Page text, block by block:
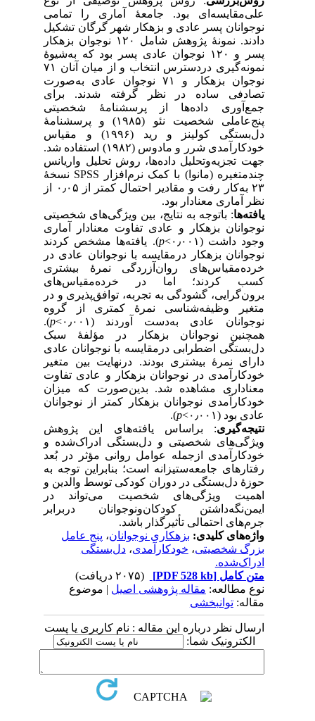
علی‌مقایسه‌ای بود. جامعهٔ آماری را تمامی
نوجوانان پسر عادی و بزهکار شهر گرگان تشکیل
دادند. نمونهٔ پژوهش شامل ۱۲۰ نوجوان بزهکار
پسر و ۱۲۰ نوجوان عادی پسر بود که به‌شیوهٔ
نمونه‌گیری دردسترس انتخاب و از میان آنان ۷۱
نوجوان بزهکار و ۷۱ نوجوان عادی به‌صورت
تصادفی ساده در نظر گرفته شدند. برای
جمع‌آوری داده‌ها از پرسشنامهٔ شخصیتی
پنج‌عاملی شخصیت نئو (۱۹۸۵) و پرسشنامهٔ
دل‌بستگی کولینز و رید (۱۹۹۶) و مقیاس
خودکارآمدی شرر و مادوس (۱۹۸۲) استفاده شد.
جهت تجزیه‌و‌تحلیل داده‌ها، روش تحلیل واریانس
چندمتغیره (مانوا) با کمک نرم‌افزار SPSS نسخهٔ
۲۳ به‌کار رفت و مقادیر احتمال کمتر از ۰٫۰۵ از
نظر آماری معنادار بود.
یافته‌ها: باتوجه به نتایج، بین ویژگی‌های شخصیتی
نوجوانان بزهکار و عادی تفاوت معنادار آماری
وجود داشت (۰٫۰۰۱>
p). یافته‌ها مشخص کردند
نوجوانان بزهکار درمقایسه با نوجوانان عادی در
خرده‌مقیاس‌های روان‌آزردگی نمرهٔ بیشتری
کسب کردند؛ اما در خرده‌مقیاس‌های
برون‌گرایی، گشودگی به تجربه، توافق‌پذیری و در
متغیر وظیفه‌شناسی نمرهٔ کمتری از گروه
نوجوانان عادی به‌دست آوردند (۰٫۰۰۱>
p
).
همچنین نوجوانان بزهکار در مؤلفهٔ سبک
دل‌بستگی اضطرابی درمقایسه با نوجوانان عادی
دارای نمرهٔ بیشتری بودند. درنهایت بین متغیر
خودکارآمدی در نوجوانان بزهکار و عادی تفاوت
معناداری مشاهده شد. بدین‌صورت که میزان
خودکارآمدی نوجوانان بزهکار کمتر از نوجوانان
عادی بود (۰٫۰۰۱>
p
).
نتیجه‌گیری: براساس یافته‌های این پژوهش
ویژگی‌های شخصیتی و دل‌بستگی ادراک‌شده و
خودکارآمدی ازجمله عوامل روانی مؤثر در بُعد
رفتارهای جامعه‌ستیزانه است؛ بنابراین توجه به
حوزهٔ دل‌بستگی در دوران کودکی توسط والدین و
اهمیت ویژگی‌های شخصیت می‌تواند در
ایمن‌نگه‌داشتن کودکان‌ونوجوانان دربرابر
جرم‌های احتمالی تأثیرگذار باشد.
واژه‌های کلیدی:بزهکاری نوجوانان،پنج عامل
بزرگ شخصیتی،خودکارآمدی،دل‌بستگی
ادراک‌شده.
متن کامل[PDF 528 kb]
نوع مطالعه:مقاله پژوهشی اصیل| موضوع
مقاله:توانبخشی
ارسال نظر درباره این مقاله : نام کاربری یا پست
الکترونیک شما: